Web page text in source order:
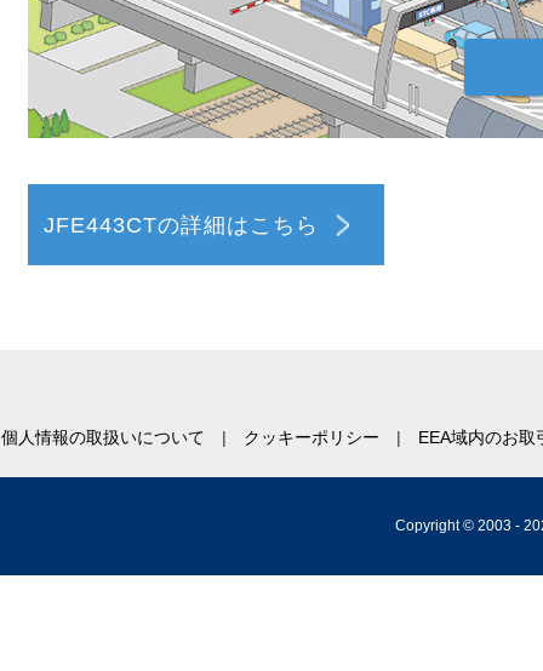
絞り加工に優れて
な形状設計に対応
食性が求められる地域で幅広く使
用されています。
際
上
JFE443CTの詳細はこちら
個人情報の取扱いについて クッキーポリシー EEA域内のお
Copyright © 2003 -